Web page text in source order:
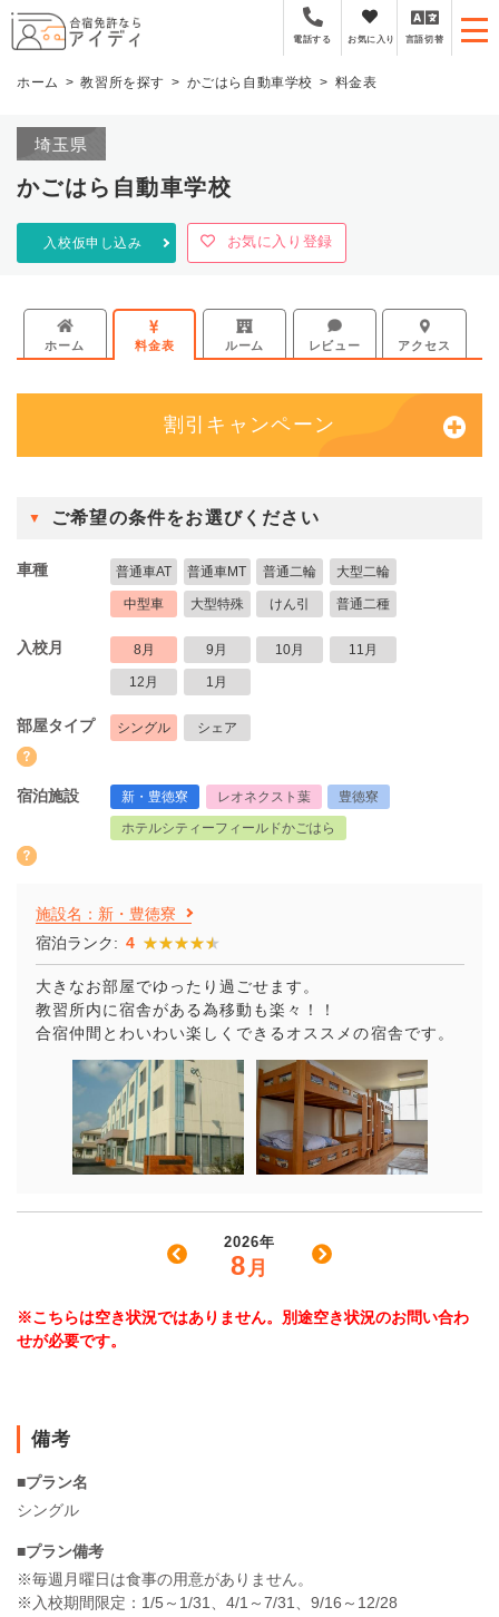
全国厳選の合宿免許プ
電話する お気に入り 言語切替
ホーム 教習所を探す かごはら自動車学校 料金表
埼玉県
かごはら自動車学校
入校仮申し込み お気に入り登録
ホーム 料金表 ルーム レビュー アクセス
割引キャンペーン
ご希望の条件をお選びください
車種 普通車AT 普通車MT 普通二輪 大型二輪
中型車 大型特殊 けん引 普通二種
入校月 8月 9月 10月 11月
12月 1月
部屋タイプ シングル シェア
宿泊施設 新・豊徳寮 レオネクスト葉
豊徳寮
ホテルシティーフィールドかごはら
施設名：新・豊徳寮
宿泊ランク: 4 ★★★★★
★★★★★
大きなお部屋でゆったり過ごせます。
教習所内に宿舎がある為移動も楽々！！
合宿仲間とわいわい楽しくできるオススメの宿舎です。
2026年
8 月
※こちらは空き状況ではありません。別途空き状況のお問い合わ
せが必要です。
備考
■プラン名
シングル
■プラン備考
※毎週月曜日は食事の用意がありません。
※入校期間限定：1/5～1/31、4/1～7/31、9/16～12/28